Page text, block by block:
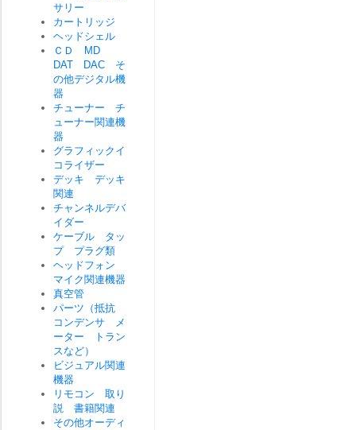
サリー
カートリッジ
ヘッドシェル
ＣＤ MD
DAT DAC そ
の他デジタル機
器
チューナー チ
ューナー関連機
器
グラフィックイ
コライザー
デッキ デッキ
関連
チャンネルデバ
イダー
ケーブル タッ
プ プラグ類
ヘッドフォン
マイク関連機器
真空管
パーツ（抵抗
コンデンサ メ
ーター トラン
スなど）
ビジュアル関連
機器
リモコン 取り
説 書籍関連
その他オーディ